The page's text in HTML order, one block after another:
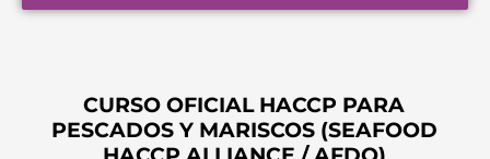
CURSO OFICIAL HACCP PARA
PESCADOS Y MARISCOS (SEAFOOD